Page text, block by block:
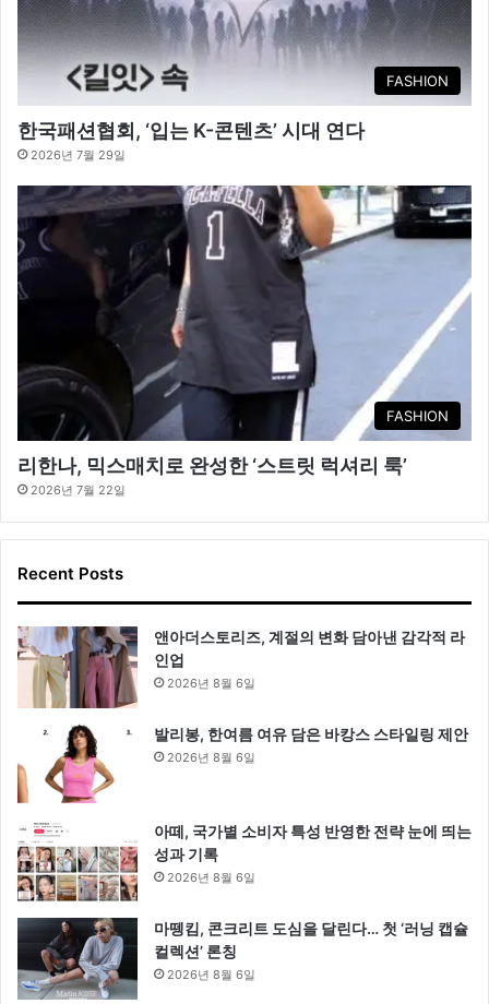
FASHION
한국패션협회, ‘입는 K-콘텐츠’ 시대 연다
2026년 7월 29일
FASHION
리한나, 믹스매치로 완성한 ‘스트릿 럭셔리 룩’
2026년 7월 22일
Recent Posts
앤아더스토리즈, 계절의 변화 담아낸 감각적 라
인업
2026년 8월 6일
발리봉, 한여름 여유 담은 바캉스 스타일링 제안
2026년 8월 6일
아떼, 국가별 소비자 특성 반영한 전략 눈에 띄는
성과 기록
2026년 8월 6일
마뗑킴, 콘크리트 도심을 달린다… 첫 ‘러닝 캡슐
컬렉션’ 론칭
2026년 8월 6일